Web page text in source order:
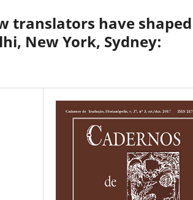
translators have shaped
New York, Sydney: